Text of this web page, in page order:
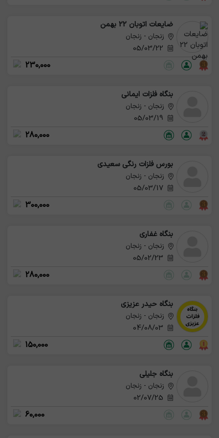
ضایعات اتوبان 22 بهمن
زنجان - زنجان
230,000
بنگاه فلزات ایمانی
زنجان - زنجان
280,000
بورس فلزات رنگی سعیدی
زنجان - زنجان
05/03/17
300,000
بنگاه غفاری
زنجان - زنجان
280,000
بنگاه حیدر عزیزی
زنجان - زنجان
150,000
بنگاه جلیلی
زنجان - زنجان
60,000